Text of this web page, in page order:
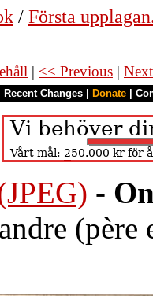
/ Första
| << Previous |
Recent Changes Donate
-